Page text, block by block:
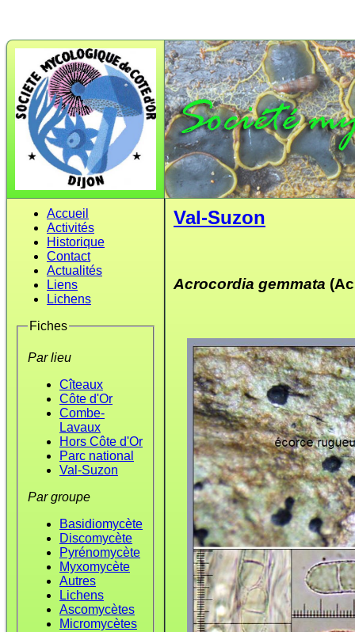
Accueil
Activités
Historique
Contact
Actualités
Liens
Lichens
Fiches
Par lieu
Cîteaux
Côte d'Or
Combe-
Lavaux
Hors Côte d'Or
Parc national
Val-Suzon
Par groupe
Basidiomycète
Discomycète
Pyrénomycète
Myxomycète
Autres
Lichens
Ascomycètes
Micromycètes
Val-Suzon
Acrocordia gemmata